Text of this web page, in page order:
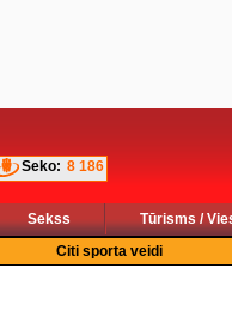
Seko: 8 186
Sekss
Tūrisms /
Citi sporta veidi